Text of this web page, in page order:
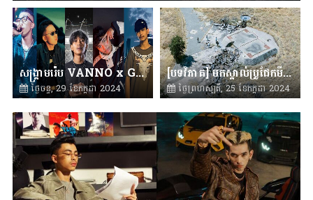
សង្គ្រាមរ៉េប VANNO x GMENGZ x KAN x THE SING x Long Bunn (ភាគ៣)
ថ្ងៃចន្ទ, 29 ខែកក្កដា 2024
[បទវិភាគ] មកស្គាល់ប្រូជែកមីស៊ីលរបស់អាមេរិកទាំង3 (Titan 1, Atlas, Titan 2)
ថ្ងៃព្រហស្បតិ៍, 25 ខែកក្កដា 2024